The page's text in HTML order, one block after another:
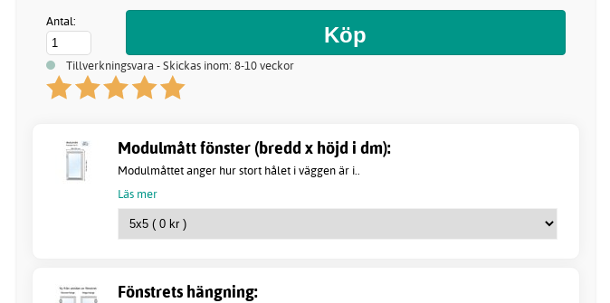
Antal:
Tillverkningsvara - Skickas inom: 8-10 veckor
Modulmått fönster (bredd x höjd i dm):
Modulmåttet anger hur stort hålet i väggen är i..
Läs mer
Fönstrets hängning: